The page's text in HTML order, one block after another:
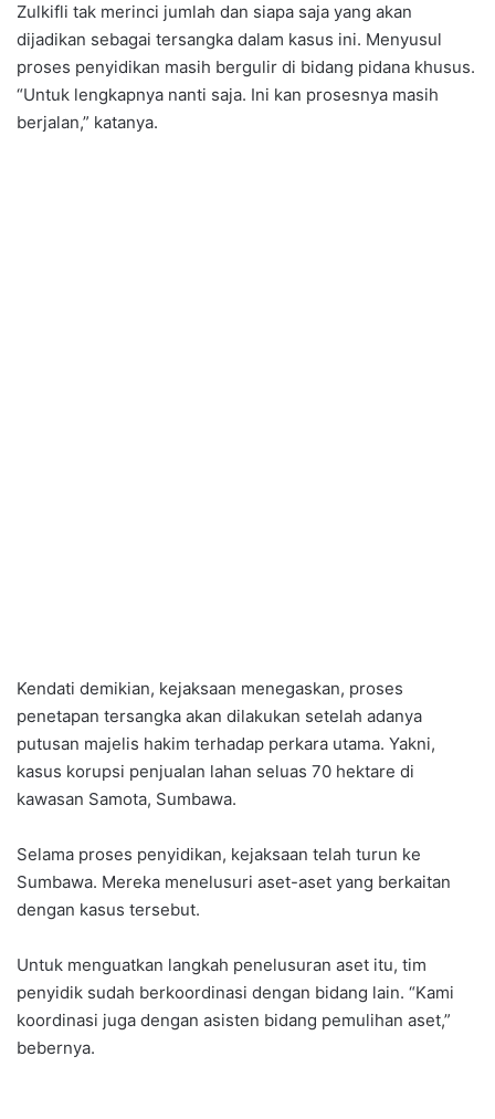
Zulkifli tak merinci jumlah dan siapa saja yang akan
dijadikan sebagai tersangka dalam kasus ini. Menyusul
proses penyidikan masih bergulir di bidang pidana khusus.
“Untuk lengkapnya nanti saja. Ini kan prosesnya masih
berjalan,” katanya.
Kendati demikian, kejaksaan menegaskan, proses
penetapan tersangka akan dilakukan setelah adanya
putusan majelis hakim terhadap perkara utama. Yakni,
kasus korupsi penjualan lahan seluas 70 hektare di
kawasan Samota, Sumbawa.
Selama proses penyidikan, kejaksaan telah turun ke
Sumbawa. Mereka menelusuri aset-aset yang berkaitan
dengan kasus tersebut.
Untuk menguatkan langkah penelusuran aset itu, tim
penyidik sudah berkoordinasi dengan bidang lain. “Kami
koordinasi juga dengan asisten bidang pemulihan aset,”
bebernya.